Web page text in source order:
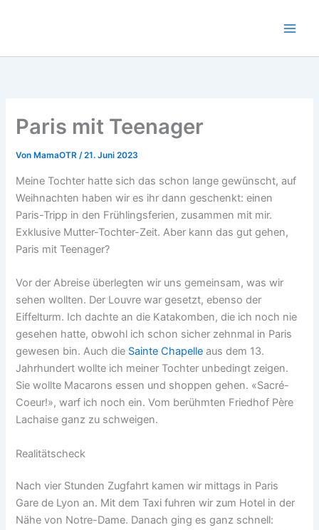
Paris mit Teenager
Von MamaOTR/21. Juni 2023
Meine Tochter hatte sich das schon lange gewünscht, auf
Weihnachten haben wir es ihr dann geschenkt: einen
Paris-Tripp in den Frühlingsferien, zusammen mit mir.
Exklusive Mutter-Tochter-Zeit. Aber kann das gut gehen,
Paris mit Teenager?
Vor der Abreise überlegten wir uns gemeinsam, was wir
sehen wollten. Der Louvre war gesetzt, ebenso der
Eiffelturm. Ich dachte an die Katakomben, die ich noch nie
gesehen hatte, obwohl ich schon sicher zehnmal in Paris
gewesen bin. Auch die Sainte Chapelle aus dem 13.
Jahrhundert wollte ich meiner Tochter unbedingt zeigen.
Sie wollte Macarons essen und shoppen gehen. «Sacré-
Coeur!», warf ich noch ein. Vom berühmten Friedhof Père
Lachaise ganz zu schweigen.
Realitätscheck
Nach vier Stunden Zugfahrt kamen wir mittags in Paris
Gare de Lyon an. Mit dem Taxi fuhren wir zum Hotel in der
Nähe von Notre-Dame. Danach ging es ganz schnell: